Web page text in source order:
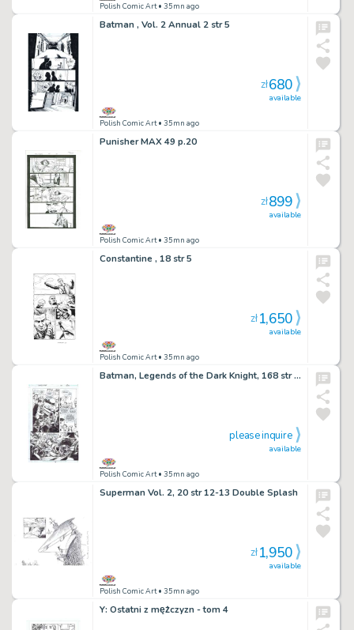
Polish Comic Art• 35mn ago
Batman , Vol. 2 Annual 2 str 5
Polish Comic Art• 35mn ago
available
zł680
Punisher MAX 49 p.20
Polish Comic Art• 35mn ago
available
zł899
Constantine , 18 str 5
Polish Comic Art• 35mn ago
available
zł1,650
Batman, Legends of the Dark Knight, 168 str 12
Polish Comic Art• 35mn ago
available
please inquire
Superman Vol. 2, 20 str 12-13 Double Splash
Polish Comic Art• 35mn ago
available
zł1,950
Y: Ostatni z mężczyzn - tom 4